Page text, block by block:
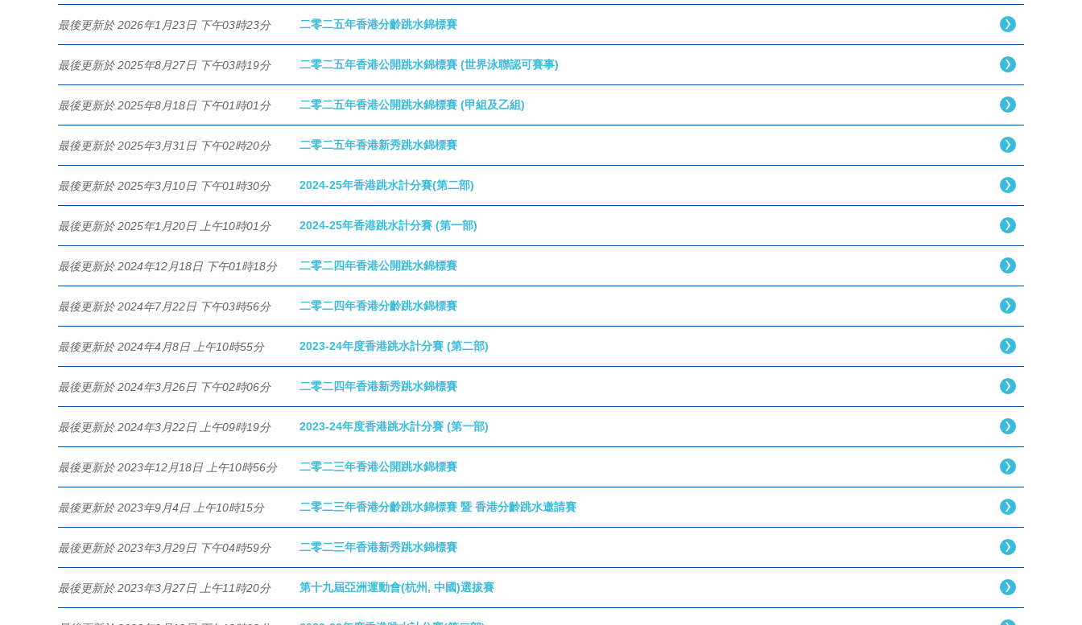
二零二五年香港分齡跳水錦標賽
最後更新於 2026年1月23日 下午03時23分
二零二五年香港公開跳水錦標賽 (世界泳聯認可賽事)
最後更新於 2025年8月27日 下午03時19分
二零二五年香港公開跳水錦標賽 (甲組及乙組)
最後更新於 2025年8月18日 下午01時01分
二零二五年香港新秀跳水錦標賽
最後更新於 2025年3月31日 下午02時20分
2024-25年香港跳水計分賽(第二部)
最後更新於 2025年3月10日 下午01時30分
2024-25年香港跳水計分賽 (第一部)
最後更新於 2025年1月20日 上午10時01分
二零二四年香港公開跳水錦標賽
最後更新於 2024年12月18日 下午01時18分
二零二四年香港分齡跳水錦標賽
最後更新於 2024年7月22日 下午03時56分
2023-24年度香港跳水計分賽 (第二部)
最後更新於 2024年4月8日 上午10時55分
二零二四年香港新秀跳水錦標賽
最後更新於 2024年3月26日 下午02時06分
2023-24年度香港跳水計分賽 (第一部)
最後更新於 2024年3月22日 上午09時19分
二零二三年香港公開跳水錦標賽
最後更新於 2023年12月18日 上午10時56分
二零二三年香港分齡跳水錦標賽 暨 香港分齡跳水邀請賽
最後更新於 2023年9月4日 上午10時15分
二零二三年香港新秀跳水錦標賽
最後更新於 2023年3月29日 下午04時59分
第十九屆亞洲運動會(杭州, 中國)選拔賽
最後更新於 2023年3月27日 上午11時20分